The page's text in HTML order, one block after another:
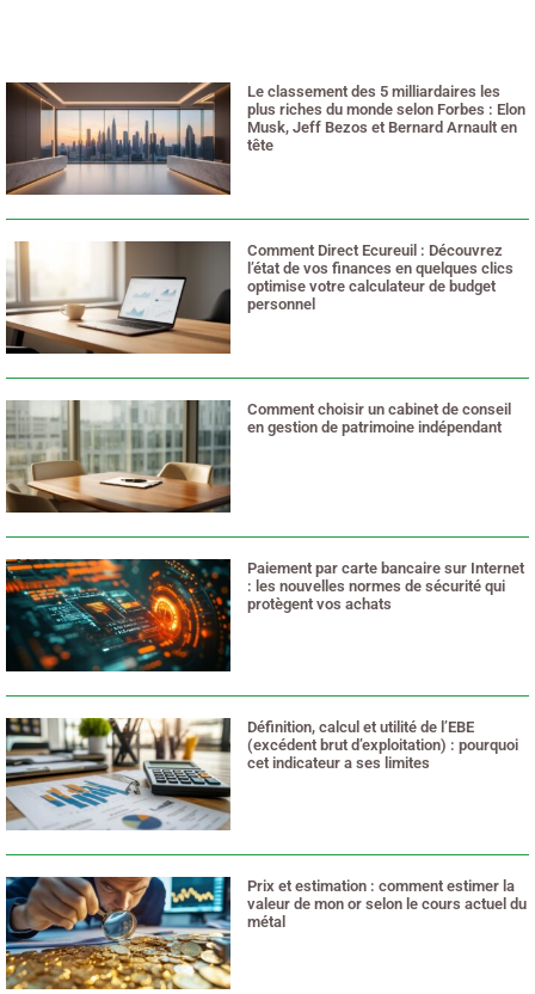
Le classement des 5 milliardaires les
plus riches du monde selon Forbes : Elon
Musk, Jeff Bezos et Bernard Arnault en
tête
Comment Direct Ecureuil : Découvrez
l’état de vos finances en quelques clics
optimise votre calculateur de budget
personnel
Comment choisir un cabinet de conseil
en gestion de patrimoine indépendant
Paiement par carte bancaire sur Internet
: les nouvelles normes de sécurité qui
protègent vos achats
Définition, calcul et utilité de l’EBE
(excédent brut d’exploitation) : pourquoi
cet indicateur a ses limites
Prix et estimation : comment estimer la
valeur de mon or selon le cours actuel du
métal